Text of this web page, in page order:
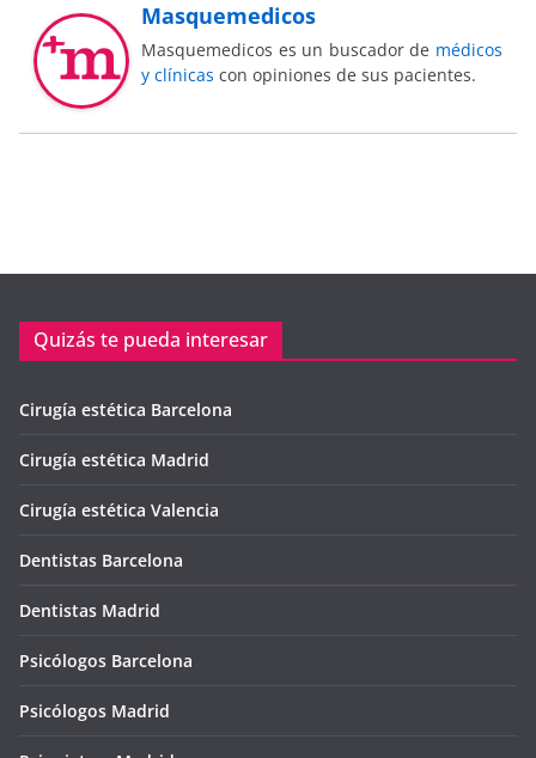
Masquemedicos
Masquemedicos es un buscador de médicos
y clínicas con opiniones de sus pacientes.
Quizás te pueda interesar
Cirugía estética Barcelona
Cirugía estética Madrid
Cirugía estética Valencia
Dentistas Barcelona
Dentistas Madrid
Psicólogos Barcelona
Psicólogos Madrid